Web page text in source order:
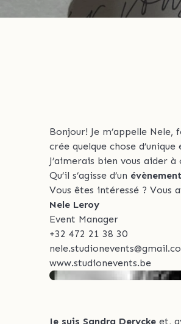
Bonjour! Je m’appelle
crée quelque chose
J’aimerais bien vous aider
Qu’il s’agisse d’un
Vous êtes intéressé ? Vous
Nele Leroy
Event Manager
+32 472 21 38 30
www.studionevents.be
Je suis Sandra Deryckeet,